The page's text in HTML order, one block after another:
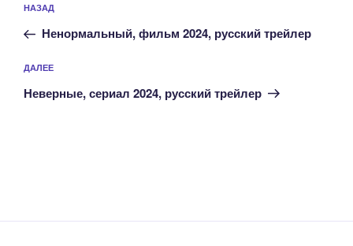
по
записям
Предыдущая
запись:
НАЗАД
Ненормальный, фильм 2024, русский трейлер
Следующая
запись
ДАЛЕЕ
Неверные, сериал 2024, русский трейлер